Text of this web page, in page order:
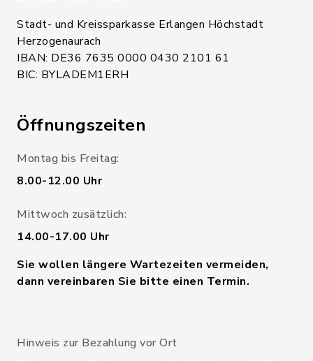
Stadt- und Kreissparkasse Erlangen Höchstadt
Herzogenaurach
IBAN: DE36 7635 0000 0430 2101 61
BIC: BYLADEM1ERH
Öffnungszeiten
Montag bis Freitag:
8.00-12.00 Uhr
Mittwoch zusätzlich:
14.00-17.00 Uhr
Sie wollen längere Wartezeiten vermeiden,
dann vereinbaren Sie bitte einen Termin.
Hinweis zur Bezahlung vor Ort